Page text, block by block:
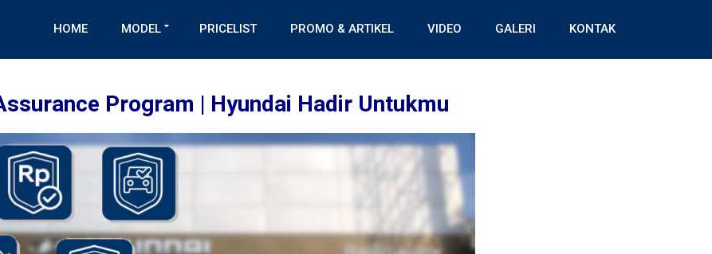
HOME MODEL PRICELIST PROMO & ARTIKEL VIDEO GALERI KONTAK
Program | Hyundai Hadir Untukmu